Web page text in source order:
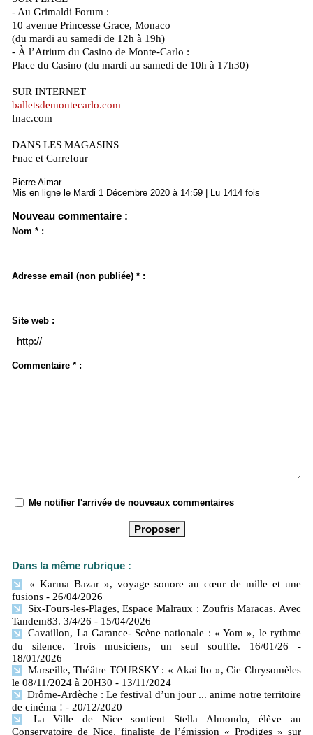
- Au Grimaldi Forum :
10 avenue Princesse Grace, Monaco
(du mardi au samedi de 12h à 19h)
- À l’Atrium du Casino de Monte-Carlo :
Place du Casino (du mardi au samedi de 10h à 17h30)
SUR INTERNET
balletsdemontecarlo.com
fnac.com
DANS LES MAGASINS
Fnac et Carrefour
Pierre Aimar
Mis en ligne le Mardi 1 Décembre 2020 à 14:59 | Lu 1414 fois
Nouveau commentaire :
Nom * :
Adresse email (non publiée) * :
Site web :
Commentaire * :
Me notifier l'arrivée de nouveaux commentaires
Dans la même rubrique :
« Karma Bazar », voyage sonore au cœur de mille et une
fusions - 26/04/2026
Six-Fours-les-Plages, Espace Malraux : Zoufris Maracas. Avec
Tandem83. 3/4/26 - 15/04/2026
Cavaillon, La Garance- Scène nationale : « Yom », le rythme
du silence. Trois musiciens, un seul souffle. 16/01/26
-
18/01/2026
Marseille, Théâtre TOURSKY : « Akai Ito », Cie Chrysomèles
le 08/11/2024 à 20H30 - 13/11/2024
Drôme-Ardèche : Le festival d’un jour ... anime notre territoire
de cinéma ! - 20/12/2020
La Ville de Nice soutient Stella Almondo, élève au
Conservatoire de Nice, finaliste de l’émission « Prodiges » sur